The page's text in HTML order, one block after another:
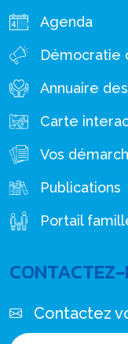
Agenda
Démocratie
Annuaire
Carte
Vos
Publications
Portail
Contactez